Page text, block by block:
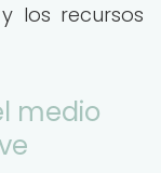
los recursos
medio